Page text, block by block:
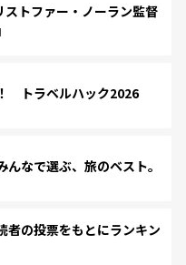
トファー・ノーラン監督
トラベルハック2026
なで選ぶ、旅のベスト。
の投票をもとにランキン